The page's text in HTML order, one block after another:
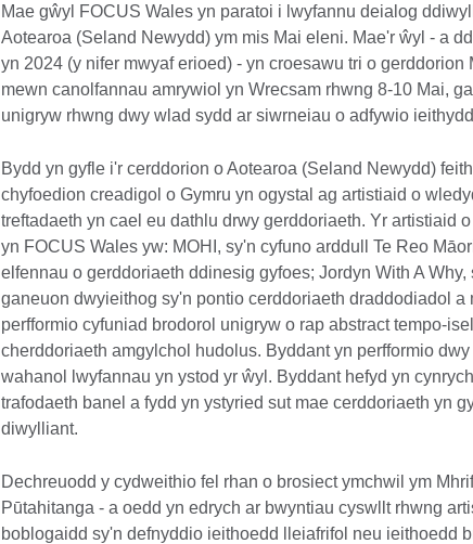
Mae gŵyl FOCUS Wales yn paratoi i lwyfannu deialog
Aotearoa (Seland Newydd) ym mis Mai eleni. Mae'r ŵyl - a
yn 2024 (y nifer mwyaf erioed) - yn croesawu tri o gerddorion
mewn canolfannau amrywiol yn Wrecsam rhwng 8-10 Mai,
unigryw rhwng dwy wlad sydd ar siwrneiau o adfywio
Bydd yn gyfle i'r cerddorion o Aotearoa (Seland Newydd)
chyfoedion creadigol o Gymru yn ogystal ag artistiaid o
treftadaeth yn cael eu dathlu drwy gerddoriaeth. Yr artistiaid
yn FOCUS Wales yw: MOHI, sy'n cyfuno arddull Te Reo
elfennau o gerddoriaeth ddinesig gyfoes; Jordyn With A
ganeuon dwyieithog sy'n pontio cerddoriaeth draddodiadol a
perfformio cyfuniad brodorol unigryw o rap abstract tempo-
cherddoriaeth amgylchol hudolus. Byddant yn perfformio
wahanol lwyfannau yn ystod yr ŵyl. Byddant hefyd yn
trafodaeth banel a fydd yn ystyried sut mae cerddoriaeth yn
diwylliant.
Dechreuodd y cydweithio fel rhan o brosiect ymchwil ym
Pūtahitanga - a oedd yn edrych ar bwyntiau cyswllt rhwng
boblogaidd sy'n defnyddio ieithoedd lleiafrifol neu ieithoedd